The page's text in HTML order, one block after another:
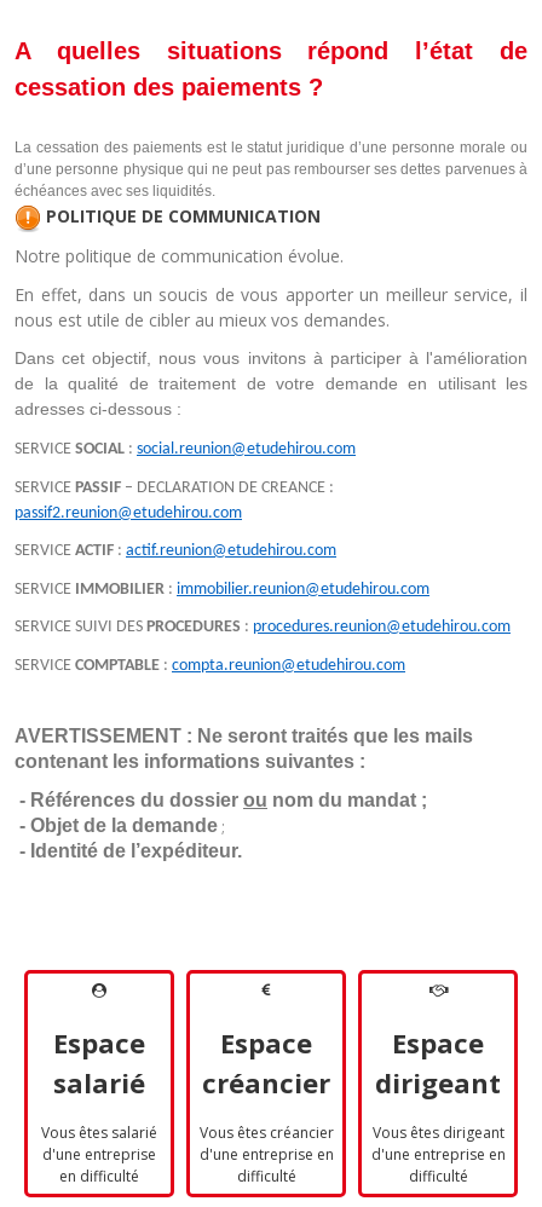
A quelles situations répond l’état de
cessation des paiements ?
La cessation des paiements est le statut juridique d’une personne morale ou
d’une personne physique qui ne peut pas rembourser ses dettes parvenues à
échéances avec ses liquidités.
POLITIQUE DE COMMUNICATION
Notre politique de communication évolue.
En effet, dans un soucis de vous apporter un meilleur service, il
nous est utile de cibler au mieux vos demandes.
Dans cet objectif, nous vous invitons à participer à l'amélioration
de la qualité de traitement de votre demande en utilisant les
adresses ci-dessous :
SERVICE SOCIAL : social.reunion@etudehirou.com
SERVICE PASSIF – DECLARATION DE CREANCE :
passif2.reunion@etudehirou.com
SERVICE ACTIF : actif.reunion@etudehirou.com
SERVICE IMMOBILIER : immobilier.reunion@etudehirou.com
SERVICE SUIVI DES PROCEDURES : procedures.reunion@etudehirou.com
SERVICE COMPTABLE : compta.reunion@etudehirou.com
AVERTISSEMENT : Ne seront traités que les mails
contenant les informations suivantes :
- Références du dossier ou nom du mandat ;
- Objet de la demande ;
- Identité de l’expéditeur.
Espace
salarié
Vous êtes salarié
d'une entreprise
en difficulté
Espace
créancier
Vous êtes créancier
d'une entreprise en
difficulté
Espace
dirigeant
Vous êtes dirigeant
d'une entreprise en
difficulté